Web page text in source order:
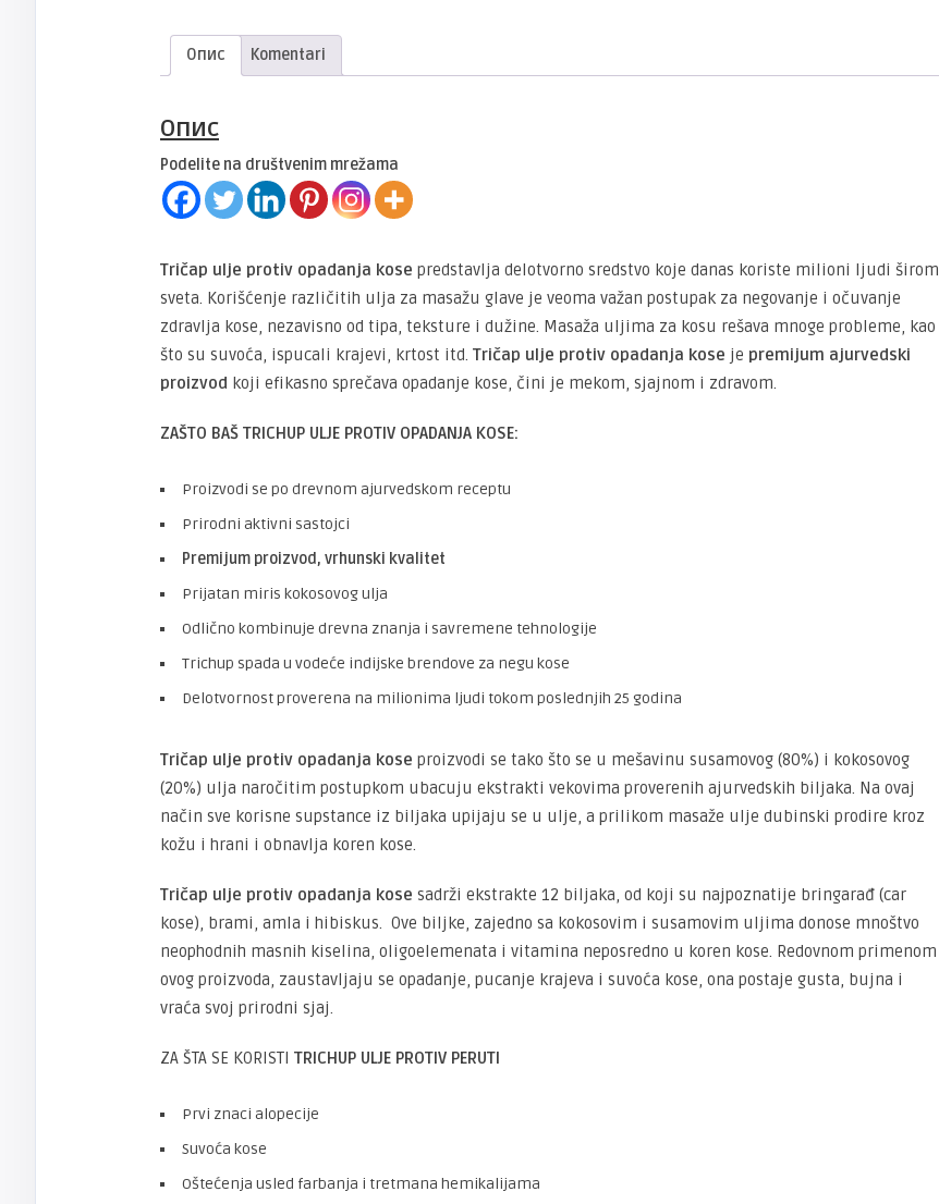
Опис Komentari
Опис
Podelite na društvenim mrežama
Tričap ulje protiv opadanja kose predstavlja delotvorno sredstvo koje danas koriste milioni ljudi širom
sveta. Korišćenje različitih ulja za masažu glave je veoma važan postupak za negovanje i očuvanje
zdravlja kose, nezavisno od tipa, teksture i dužine. Masaža uljima za kosu rešava mnoge probleme, kao
što su suvoća, ispucali krajevi, krtost itd. Tričap ulje protiv opadanja kose je premijum ajurvedski
proizvod koji efikasno sprečava opadanje kose, čini je mekom, sjajnom i zdravom.
ZAŠTO BAŠ TRICHUP ULJE PROTIV OPADANJA KOSE:
Proizvodi se po drevnom ajurvedskom receptu
Prirodni aktivni sastojci
Premijum proizvod, vrhunski kvalitet
Prijatan miris kokosovog ulja
Odlično kombinuje drevna znanja i savremene tehnologije
Trichup spada u vodeće indijske brendove za negu kose
Delotvornost proverena na milionima ljudi tokom poslednjih 25 godina
Tričap ulje protiv opadanja kose proizvodi se tako što se u mešavinu susamovog (80%) i kokosovog
(20%) ulja naročitim postupkom ubacuju ekstrakti vekovima proverenih ajurvedskih biljaka. Na ovaj
način sve korisne supstance iz biljaka upijaju se u ulje, a prilikom masaže ulje dubinski prodire kroz
kožu i hrani i obnavlja koren kose.
Tričap ulje protiv opadanja kose sadrži ekstrakte 12 biljaka, od koji su najpoznatije bringarađ (car
kose), brami, amla i hibiskus. Ove biljke, zajedno sa kokosovim i susamovim uljima donose mnoštvo
neophodnih masnih kiselina, oligoelemenata i vitamina neposredno u koren kose. Redovnom primenom
ovog proizvoda, zaustavljaju se opadanje, pucanje krajeva i suvoća kose, ona postaje gusta, bujna i
vraća svoj prirodni sjaj.
ZA ŠTA SE KORISTI TRICHUP ULJE PROTIV PERUTI
Prvi znaci alopecije
Suvoća kose
Oštećenja usled farbanja i tretmana hemikalijama